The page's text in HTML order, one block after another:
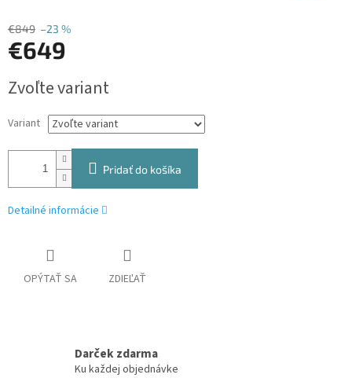
€849 –23 %
€649
cena:
Zvoľte variant
Variant
Pridať do košíka
Detailné informácie
OPÝTAŤ SA ZDIEĽAŤ
Darček zdarma
Ku každej objednávke